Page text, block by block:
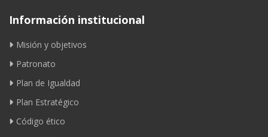
Información institucional
Misión y objetivos
Patronato
Plan de Igualdad
Plan Estratégico
Código ético